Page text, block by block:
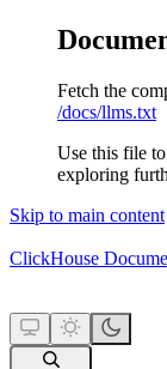
Fetch the
/docs/llms.txt
Use this file
exploring
Skip to main content
ClickHouse